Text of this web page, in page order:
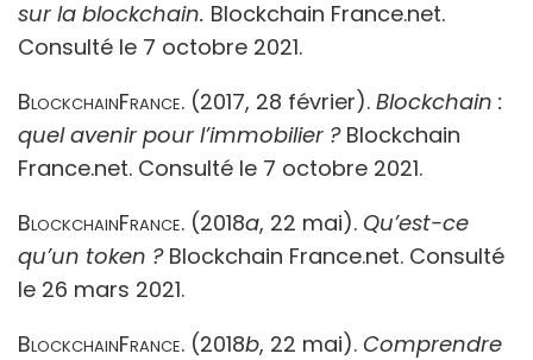
sur la blockchain. Blockchain France.net.
Consulté le 7 octobre 2021.
BlockchainFrance. (2017, 28 février). Blockchain :
quel avenir pour l’immobilier ? Blockchain
France.net. Consulté le 7 octobre 2021.
BlockchainFrance. (2018a, 22 mai). Qu’est-ce
qu’un token ? Blockchain France.net. Consulté
le 26 mars 2021.
BlockchainFrance. (2018b, 22 mai). Comprendre